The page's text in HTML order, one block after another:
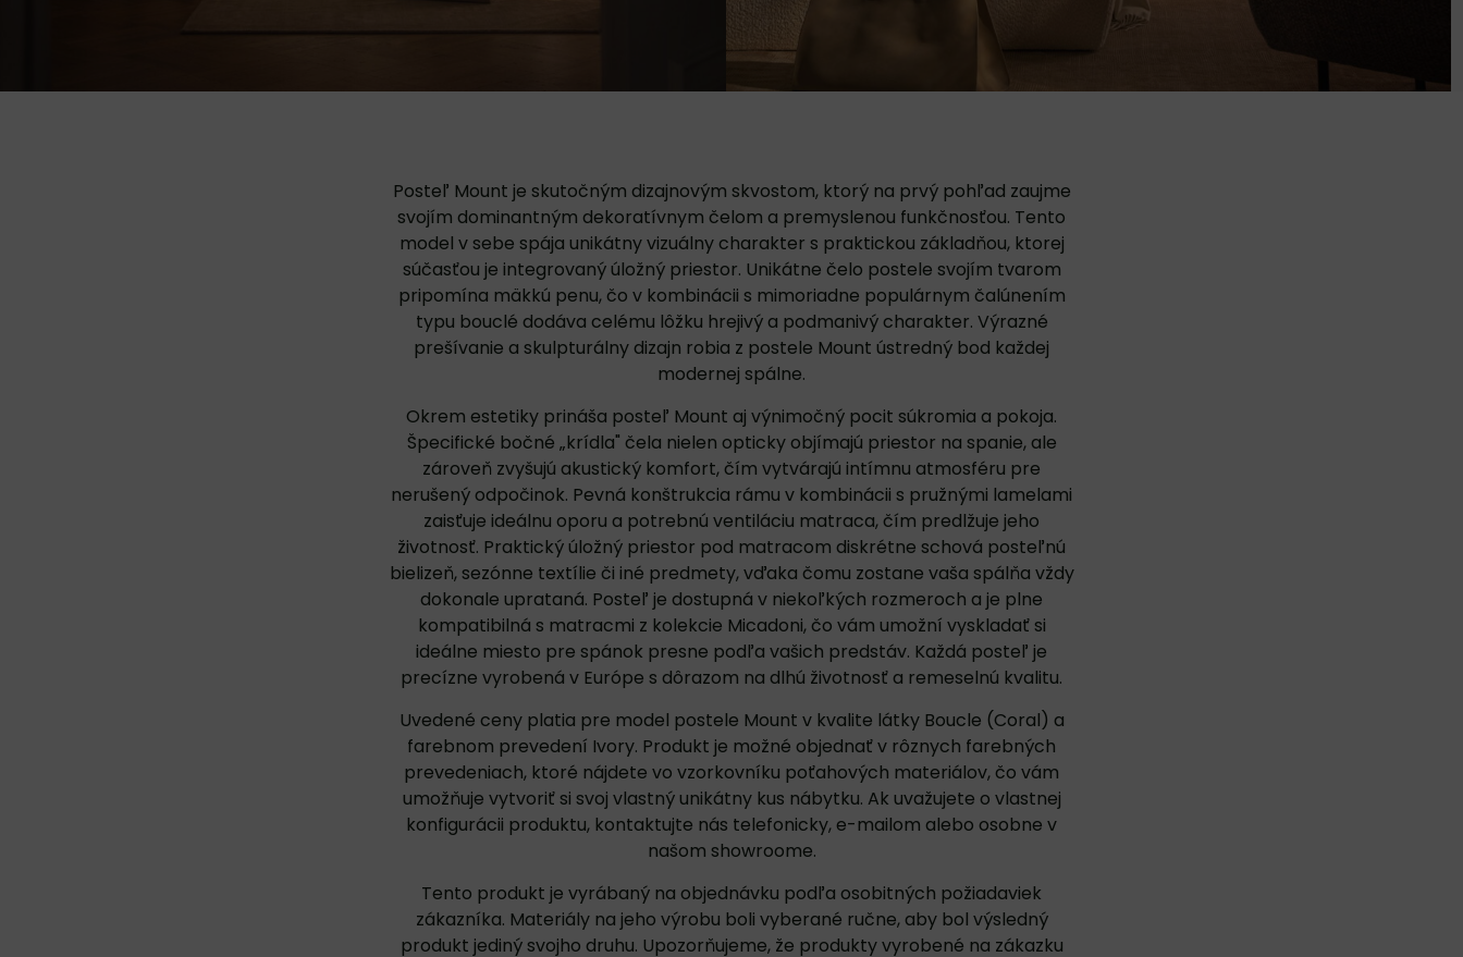
Posteľ Mount je skutočným dizajnovým skvostom, ktorý na prvý pohľad zaujme
svojím dominantným dekoratívnym čelom a premyslenou funkčnosťou. Tento
model v sebe spája unikátny vizuálny charakter s praktickou základňou, ktorej
súčasťou je integrovaný úložný priestor. Unikátne čelo postele svojím tvarom
pripomína mäkkú penu, čo v kombinácii s mimoriadne populárnym čalúnením
typu bouclé dodáva celému lôžku hrejivý a podmanivý charakter. Výrazné
prešívanie a skulpturálny dizajn robia z postele Mount ústredný bod každej
modernej spálne.
Okrem estetiky prináša posteľ Mount aj výnimočný pocit súkromia a pokoja.
Špecifické bočné „krídla" čela nielen opticky objímajú priestor na spanie, ale
zároveň zvyšujú akustický komfort, čím vytvárajú intímnu atmosféru pre
nerušený odpočinok. Pevná konštrukcia rámu v kombinácii s pružnými lamelami
zaisťuje ideálnu oporu a potrebnú ventiláciu matraca, čím predlžuje jeho
životnosť. Praktický úložný priestor pod matracom diskrétne schová posteľnú
bielizeň, sezónne textílie či iné predmety, vďaka čomu zostane vaša spálňa vždy
dokonale uprataná. Posteľ je dostupná v niekoľkých rozmeroch a je plne
kompatibilná s matracmi z kolekcie Micadoni, čo vám umožní vyskladať si
ideálne miesto pre spánok presne podľa vašich predstáv. Každá posteľ je
precízne vyrobená v Európe s dôrazom na dlhú životnosť a remeselnú kvalitu.
Uvedené ceny platia pre model postele Mount v kvalite látky Boucle (Coral) a
farebnom prevedení Ivory. Produkt je možné objednať v rôznych farebných
prevedeniach, ktoré nájdete vo vzorkovníku poťahových materiálov, čo vám
umožňuje vytvoriť si svoj vlastný unikátny kus nábytku. Ak uvažujete o vlastnej
konfigurácii produktu, kontaktujte nás telefonicky, e-mailom alebo osobne v
našom showroome.
Tento produkt je vyrábaný na objednávku podľa osobitných požiadaviek
zákazníka. Materiály na jeho výrobu boli vyberané ručne, aby bol výsledný
produkt jediný svojho druhu. Upozorňujeme, že produkty vyrobené na zákazku